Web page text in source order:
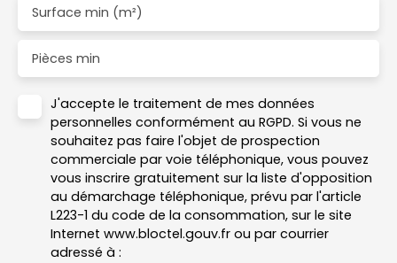
Surface min (m²)
Pièces min
J'accepte le traitement de mes données
personnelles conformément au RGPD. Si vous ne
souhaitez pas faire l'objet de prospection
commerciale par voie téléphonique, vous pouvez
vous inscrire gratuitement sur la liste d'opposition
au démarchage téléphonique, prévu par l'article
L223-1 du code de la consommation, sur le site
Internet www.bloctel.gouv.fr ou par courrier
adressé à :